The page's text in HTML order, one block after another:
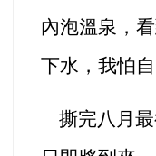
內泡溫泉，
下水，我怕
撕完八月